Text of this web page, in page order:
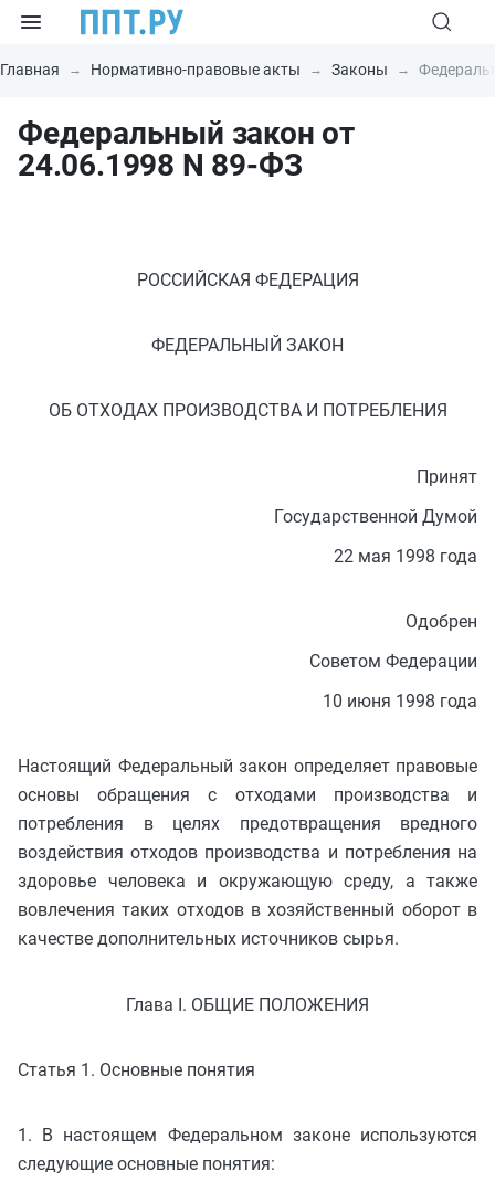
Главная Нормативно-правовые акты Законы
Федеральный закон от
24.06.1998 N 89-ФЗ
РОССИЙСКАЯ ФЕДЕРАЦИЯ
ФЕДЕРАЛЬНЫЙ ЗАКОН
ОБ ОТХОДАХ ПРОИЗВОДСТВА И ПОТРЕБЛЕНИЯ
Принят
Государственной Думой
22 мая 1998 года
Одобрен
Советом Федерации
10 июня 1998 года
Настоящий Федеральный закон определяет правовые
основы обращения с отходами производства и
потребления в целях предотвращения вредного
воздействия отходов производства и потребления на
здоровье человека и окружающую среду, а также
вовлечения таких отходов в хозяйственный оборот в
качестве дополнительных источников сырья.
Глава I. ОБЩИЕ ПОЛОЖЕНИЯ
Статья 1. Основные понятия
1. В настоящем Федеральном законе используются
следующие основные понятия: